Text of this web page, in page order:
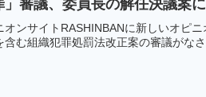
」審議、委員長の解任決議案
ニオンサイトRASHINBANに
含む組織犯罪処罰法改正案の審議がな